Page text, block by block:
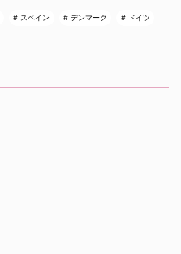
スペイン デンマーク ドイツ